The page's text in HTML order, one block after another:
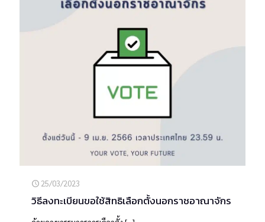
25/03/2023
วิธีลงทะเบียนขอใช้สิทธิเลือกตั้งนอกราชอาณาจักร